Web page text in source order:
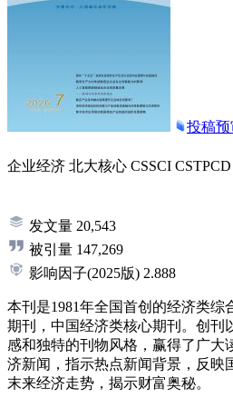
投稿预
企业经济 北大核心 CSSCI CSTPCD
发文量 20,543
被引量 147,269
影响因子(2025版) 2.888
本刊是1981年全国首创的经济类综
期刊，中国经济类核心期刊。创刊
感和独特的刊物风格，赢得了广大
济新闻，指示热点新闻背景，反映
末来经济走势，揭示财富奥秘。